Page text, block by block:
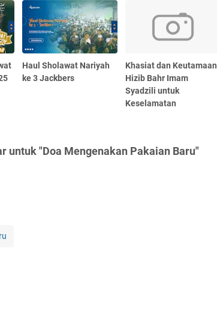
Haul Sholawat Nariyah
ke 3 Jackbers
Khasiat dan Keutamaan
Hizib Bahr Imam
Syadzili untuk
Keselamatan
untuk "Doa Mengenakan Pakaian Baru"